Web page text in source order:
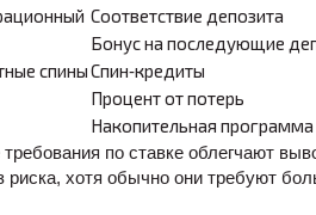
Соответствие депозита
Бонус на последующие
спиныСпин‑кредиты
Процент от потерь
Накопительная программа
по ставке облегчают
риска, хотя обычно они требуют